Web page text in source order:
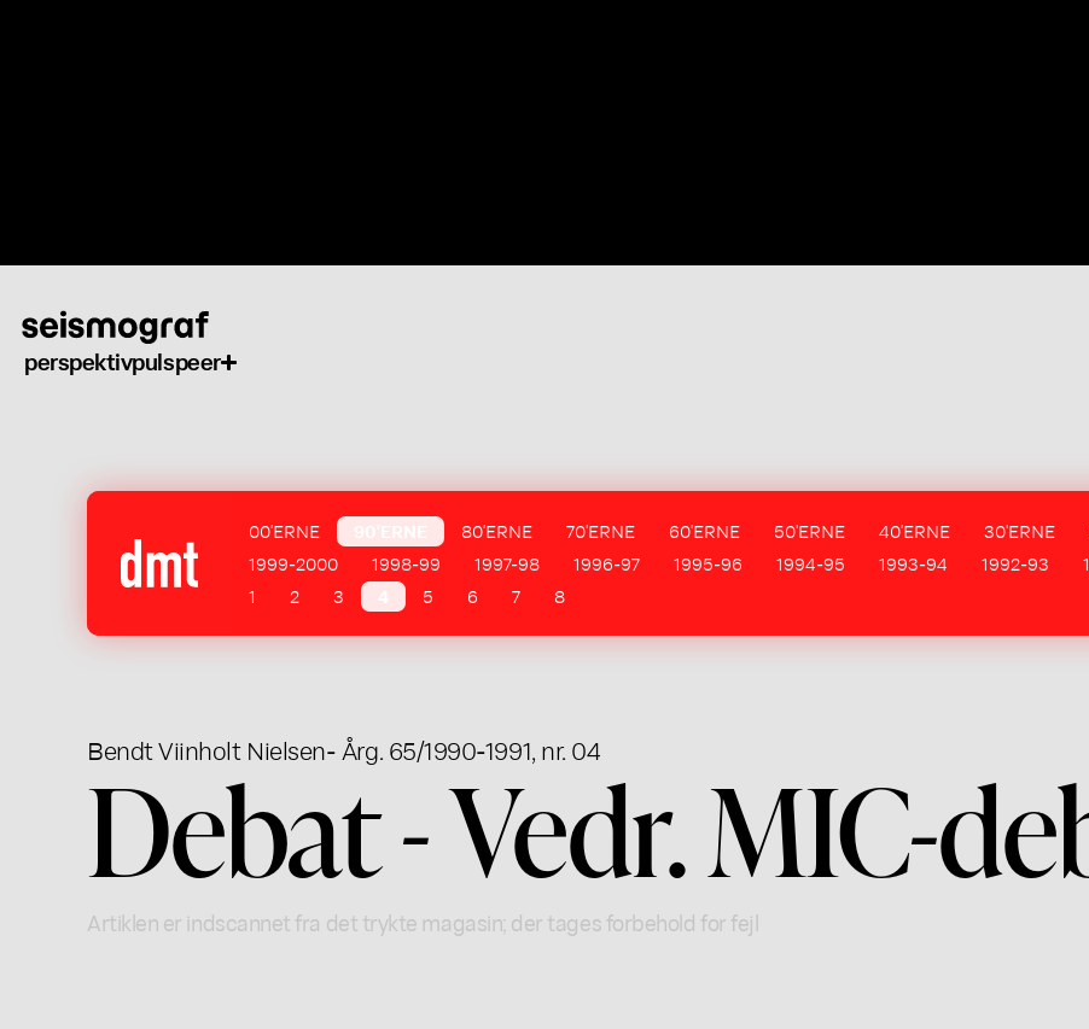
perspektivpulspeer
00'ERNE 80'ERNE 70'ERNE 60'ERNE 50'ERNE 40'ERNE 30'ERNE
1999-2000
1998-99 1997-98 1996-97 1995-96 1994-95 1993-94 1992-93
1
2 3 5 6 7 8
Bendt Viinholt Nielsen- Årg. 65/1990-1991, nr. 04
Debat - Vedr. MIC-
Artiklen er indscannet fra det trykte magasin; der tages forbehold for fejl